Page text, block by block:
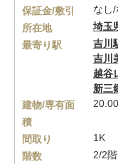
保証金/敷引
なし/
所在地
埼玉
最寄り駅
吉川
吉川
越谷
新三
建物/専有面
積
間取り
1K
階数
2/2階